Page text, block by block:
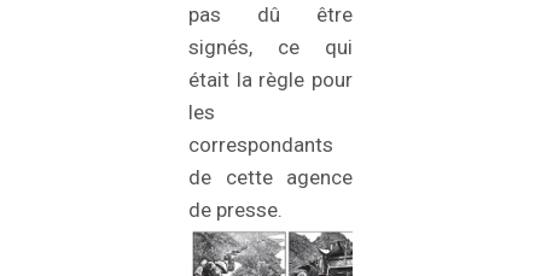
pas dû être
signés, ce qui
était la règle pour
les
correspondants
de cette agence
de presse.